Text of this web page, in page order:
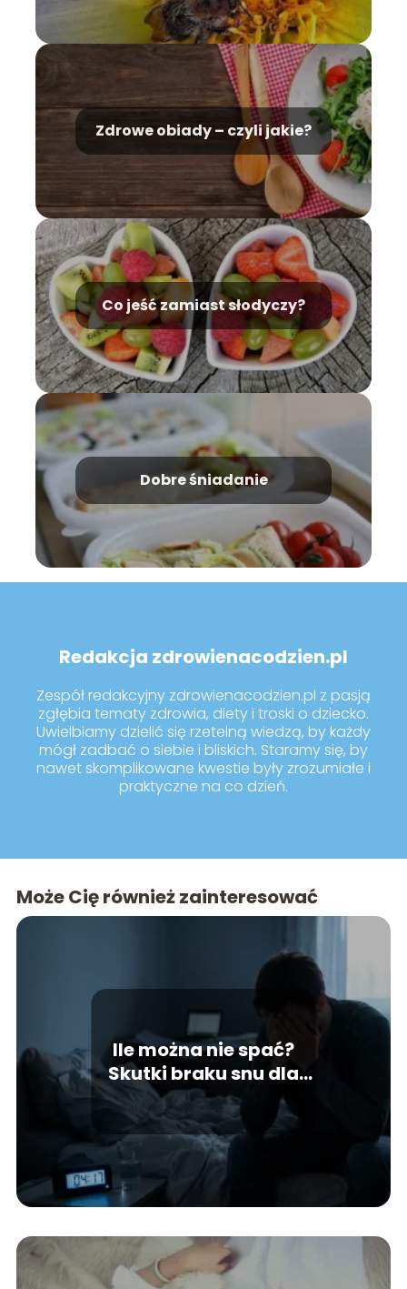
Zdrowe obiady – czyli jakie?
Co jeść zamiast słodyczy?
Dobre śniadanie
Redakcja zdrowienacodzien.pl
Zespół redakcyjny zdrowienacodzien.pl z pasją
zgłębia tematy zdrowia, diety i troski o dziecko.
Uwielbiamy dzielić się rzetelną wiedzą, by każdy
mógł zadbać o siebie i bliskich. Staramy się, by
nawet skomplikowane kwestie były zrozumiałe i
praktyczne na co dzień.
Może Cię również zainteresować
Ile można nie spać?
Skutki braku snu dla
organizmu